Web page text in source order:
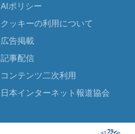
AIポリシー
クッキーの利用について
広告掲載
記事配信
コンテンツ二次利用
日本インターネット報道協会